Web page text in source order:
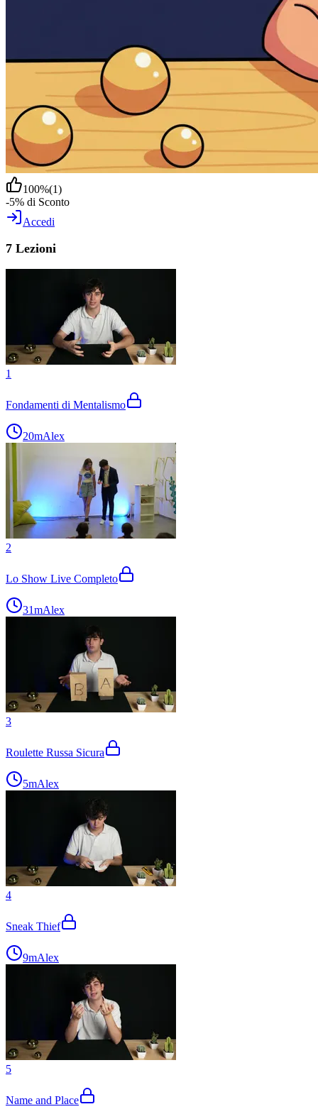
100%(1)
-5% di Sconto
Accedi
7 Lezioni
1
Fondamenti di Mentalismo
20mAlex
2
Lo Show Live Completo
31mAlex
3
Roulette Russa Sicura
5mAlex
4
Sneak Thief
9mAlex
5
Name and Place